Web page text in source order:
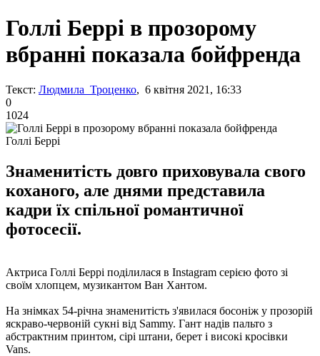
Голлі Беррі в прозорому
вбранні показала бойфренда
Текст: Людмила Троценко, 6 квітня 2021, 16:33
0
1024
Голлі Беррі
Знаменитість довго приховувала свого
коханого, але днями представила
кадри їх спільної романтичної
фотосесії.
Актриса Голлі Беррі поділилася в Instagram серією фото зі
своїм хлопцем, музикантом Ван Хантом.
На знімках 54-річна знаменитість з'явилася босоніж у прозорій
яскраво-червоній сукні від Sammy. Гант надів пальто з
абстрактним принтом, сірі штани, берет і високі кросівки
Vans.